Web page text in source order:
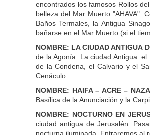
encontrados los famosos Rollos
belleza del Mar Muerto "AHAVA".
Baños Termales, la Antigua
bañarse en el Mar Muerto (si el
NOMBRE: LA CIUDAD ANTIGUA
de la Agonía. La ciudad Antigua:
de la Condena, el Calvario y el
Cenáculo.
NOMBRE: HAIFA – ACRE –
Basílica de la Anunciación y la
NOMBRE: NOCTURNO EN
ciudad antigua de Jerusalén.